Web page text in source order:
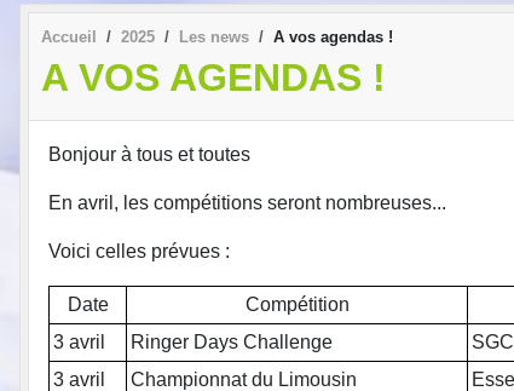
Accueil 2025 Les news A vos agendas !
A VOS AGENDAS !
Bonjour à tous et toutes
En avril, les compétitions seront nombreuses...
Voici celles prévues :
Date Compétition
3 avril
Ringer Days Challenge
3 avril
Championnat du Limousin